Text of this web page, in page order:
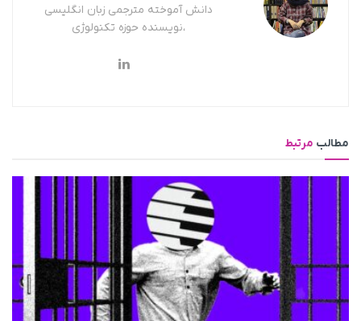
دانش آموخته مترجمی زبان انگلیسی
،نویسنده حوزه تکنولوژی
مطالب مرتبط